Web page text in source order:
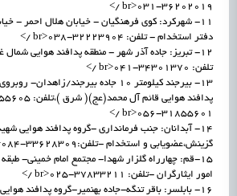
36202019-031<br />
دفتر استخدام - تلفن: 32223904-038<br />
12- تبریز: جاده آذر شهر - منطقه پدافند هوایی
تلفن: 34301370-041<br />
13- بیرجند کیلومتر 10 جاده بیرجند/
31855601-056<br />
14- آبدانان: جنب فرمانداری -گروه پدافند هوایی
گزینش،عضویابی و استخدام -تلفن:33628309-084<br />
15-قم: چهارراه گلزار شهدا- مجتمع امام خمینی-
امور ایثارگران -تلفن: 37833211-025<br />
16- بابلسر: باقر تنگه-جاده بهنمیر-گروه پدافند